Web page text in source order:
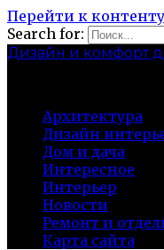
Перейти к контенту
Search for:
Дизайн и комфорт
Архитектура
Дизайн
Дом и дача
Интересное
Интерьер
Новости
Ремонт и
Карта сайта